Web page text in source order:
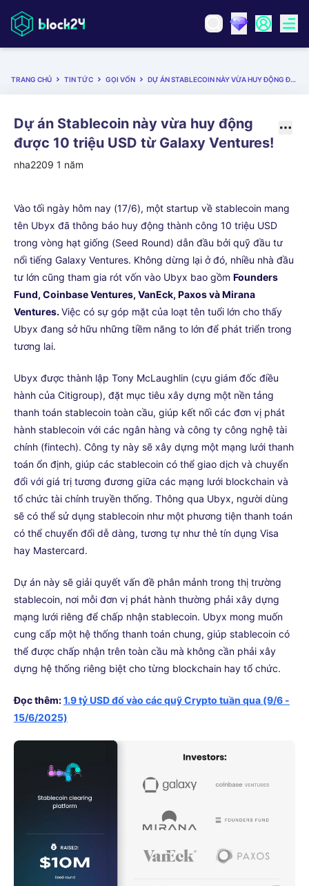
TRANG CHỦ TIN TỨC GỌI VỐN DỰ ÁN STABLECOIN NÀY VỪA HUY ĐỘNG ĐƯỢC 10 TRIỆU USD TỪ GALAXY VENTURES!
Dự án Stablecoin này vừa huy động
được 10 triệu USD từ Galaxy Ventures!
nha2209 1 năm
Vào tối ngày hôm nay (17/6), một startup về stablecoin mang
tên Ubyx đã thông báo huy động thành công 10 triệu USD
trong vòng hạt giống (Seed Round) dẫn đầu bởi quỹ đầu tư
nổi tiếng Galaxy Ventures. Không dừng lại ở đó, nhiều nhà đầu
tư lớn cũng tham gia rót vốn vào Ubyx bao gồm Founders
Fund, Coinbase Ventures, VanEck, Paxos và Mirana
Ventures. Việc có sự góp mặt của loạt tên tuổi lớn cho thấy
Ubyx đang sở hữu những tiềm năng to lớn để phát triển trong
tương lai.
Ubyx được thành lập Tony McLaughlin (cựu giám đốc điều
hành của Citigroup), đặt mục tiêu xây dựng một nền tảng
thanh toán stablecoin toàn cầu, giúp kết nối các đơn vị phát
hành stablecoin với các ngân hàng và công ty công nghệ tài
chính (fintech). Công ty này sẽ xây dựng một mạng lưới thanh
toán ổn định, giúp các stablecoin có thể giao dịch và chuyển
đổi với giá trị tương đương giữa các mạng lưới blockchain và
tổ chức tài chính truyền thống. Thông qua Ubyx, người dùng
sẽ có thể sử dụng stablecoin như một phương tiện thanh toán
có thể chuyển đổi dễ dàng, tương tự như thẻ tín dụng Visa
hay Mastercard.
Dự án này sẽ giải quyết vấn đề phân mảnh trong thị trường
stablecoin, nơi mỗi đơn vị phát hành thường phải xây dựng
mạng lưới riêng để chấp nhận stablecoin. Ubyx mong muốn
cung cấp một hệ thống thanh toán chung, giúp stablecoin có
thể được chấp nhận trên toàn cầu mà không cần phải xây
dựng hệ thống riêng biệt cho từng blockchain hay tổ chức.
Đọc thêm:1.9 tỷ USD đổ vào các quỹ Crypto tuần qua (9/6 -
15/6/2025)